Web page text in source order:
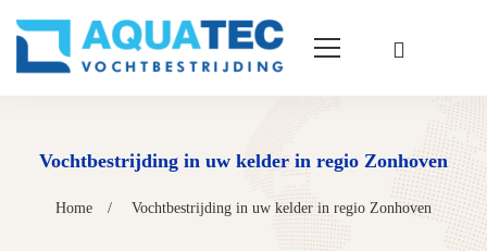
Vochtbestrijding in uw kelder in regio Zonhoven
Home Vochtbestrijding in uw kelder in regio Zonhoven